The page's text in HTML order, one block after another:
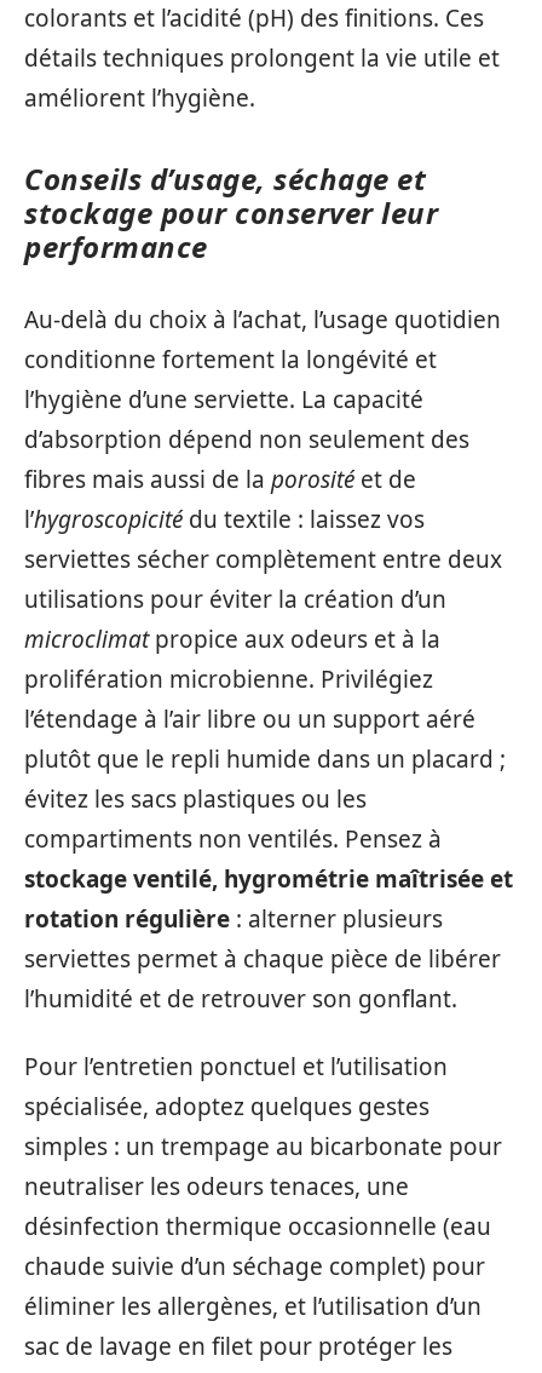
colorants et l’acidité (pH) des finitions. Ces
détails techniques prolongent la vie utile et
améliorent l’hygiène.
Conseils d’usage, séchage et
stockage pour conserver leur
performance
Au-delà du choix à l’achat, l’usage quotidien
conditionne fortement la longévité et
l’hygiène d’une serviette. La capacité
d’absorption dépend non seulement des
fibres mais aussi de la porosité et de
l’hygroscopicité du textile : laissez vos
serviettes sécher complètement entre deux
utilisations pour éviter la création d’un
microclimatpropice aux odeurs et à la
prolifération microbienne. Privilégiez
l’étendage à l’air libre ou un support aéré
plutôt que le repli humide dans un placard ;
évitez les sacs plastiques ou les
compartiments non ventilés. Pensez à
stockage ventilé, hygrométrie maîtrisée et
rotation régulière : alterner plusieurs
serviettes permet à chaque pièce de libérer
l’humidité et de retrouver son gonflant.
Pour l’entretien ponctuel et l’utilisation
spécialisée, adoptez quelques gestes
simples : un trempage au bicarbonate pour
neutraliser les odeurs tenaces, une
désinfection thermique occasionnelle (eau
chaude suivie d’un séchage complet) pour
éliminer les allergènes, et l’utilisation d’un
sac de lavage en filet pour protéger les